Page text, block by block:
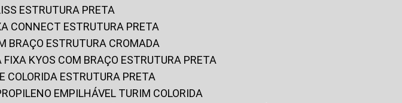
ESTRUTURA PRETA
CONNECT ESTRUTURA PRETA
BRAÇO ESTRUTURA CROMADA
FIXA KYOS COM BRAÇO ESTRUTURA PRETA
COLORIDA ESTRUTURA PRETA
EMPILHÁVEL TURIM COLORIDA